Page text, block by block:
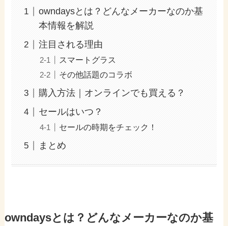
owndaysとは？どんなメーカーなのか基
本情報を解説
注目される理由
スマートグラス
その他話題のコラボ
購入方法｜オンラインでも買える？
セールはいつ？
セールの時期をチェック！
まとめ
owndaysとは？どんなメーカーなのか基